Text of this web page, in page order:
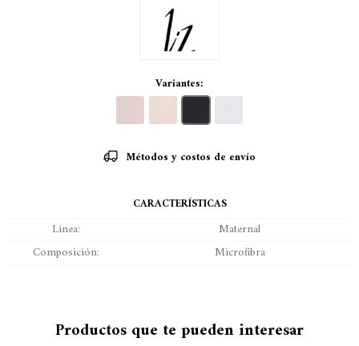
Variantes:
Métodos y costos de envío
CARACTERÍSTICAS
Línea
Maternal
Composición
Microfibra
Productos que te pueden interesar